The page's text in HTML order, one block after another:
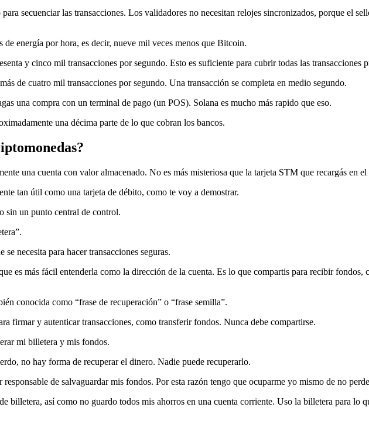
secuenciar las transacciones. Los validadores no necesitan relojes sincronizados, porque el
de energía por hora, es decir, nueve mil veces menos que Bitcoin.
y cinco mil transacciones por segundo. Esto es suficiente para cubrir todas las transacciones
de cuatro mil transacciones por segundo. Una transacción se completa en medio segundo.
una compra con un terminal de pago (un POS). Solana es mucho más rapido que eso.
una décima parte de lo que cobran los bancos.
una cuenta con valor almacenado. No es más misteriosa que la tarjeta STM que recargás en
tan útil como una tarjeta de débito, como te voy a demostrar.
sin un punto central de control.
necesita para hacer transacciones seguras.
es más fácil entenderla como la dirección de la cuenta. Es lo que compartis para recibir
conocida como “frase de recuperación” o “frase semilla”.
firmar y autenticar transacciones, como transferir fondos. Nunca debe compartirse.
mi billetera y mis fondos.
no hay forma de recuperar el dinero. Nadie puede recuperarlo.
de salvaguardar mis fondos. Por esta razón tengo que ocuparme yo mismo de no
billetera, así como no guardo todos mis ahorros en una cuenta corriente. Uso la billetera para lo